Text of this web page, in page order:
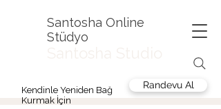
Santosha Online
Stüdyo
Kendinle Yeniden Bağ
Kurmak İçin
Randevu Al